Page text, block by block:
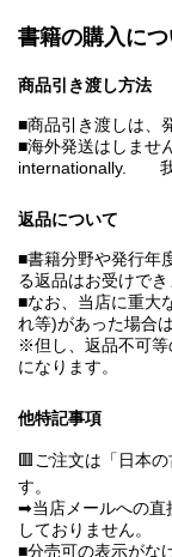
書籍の購入に
商品引き渡し方法
■商品引き渡しは、
■海外発送はしませ
internationally. 我
返品について
■書籍分野や発行年
る返品はお受けでき
■なお、当店に重大
れ等)があった場合
※但し、返品不可等
になります。
他特記事項
🟥ご注文は「日本
す。
➡当店メールへの直
しておりません。
■分売可の表示がな